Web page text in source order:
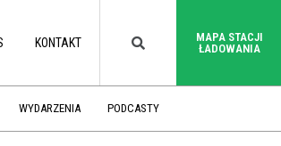
KONTAKT
MAPA STACJI
ŁADOWANIA
WYDARZENIA PODCASTY